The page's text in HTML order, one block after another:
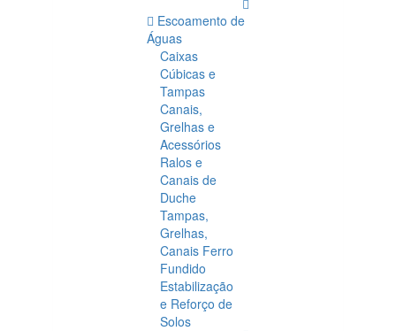
Escoamento de
Águas
Caixas
Cúbicas e
Tampas
Canais,
Grelhas e
Acessórios
Ralos e
Canais de
Duche
Tampas,
Grelhas,
Canais Ferro
Fundido
Estabilização
e Reforço de
Solos